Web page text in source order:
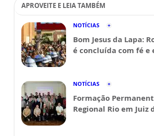
APROVEITE E LEIA TAMBÉM
NOTÍCIAS
Bom Jesus da Lapa:
é concluída com fé e
NOTÍCIAS
Formação
Regional Rio em Juiz